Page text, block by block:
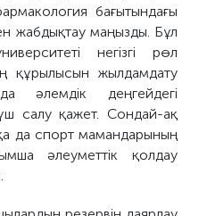
бағытындағы
жабдықтау маңызды. Бұл
негізгі рөл
құрылысын жылдамдату
әлемдік деңгейдегі
салу қажет. Сондай-ақ
да спорт мамандарының
әлеуметтік қолдау